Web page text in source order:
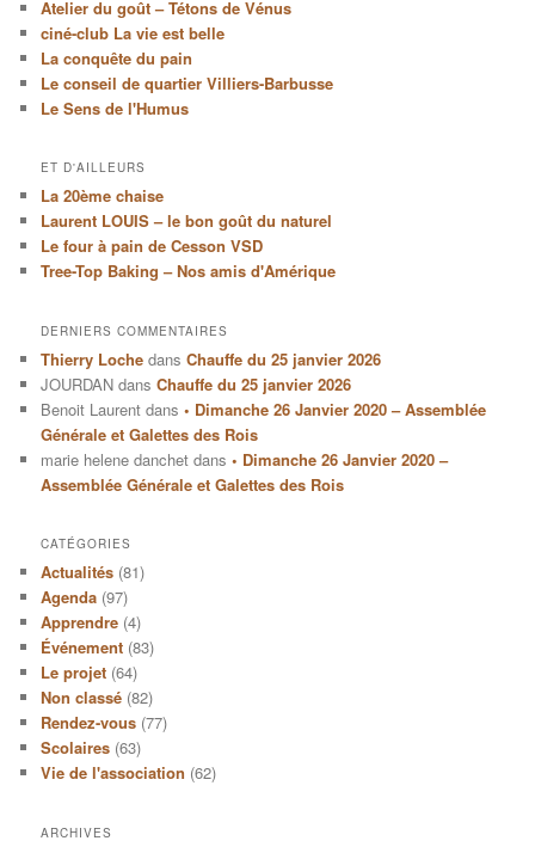
Atelier du goût – Tétons de Vénus
ciné-club La vie est belle
La conquête du pain
Le conseil de quartier Villiers-Barbusse
Le Sens de l'Humus
ET D'AILLEURS
La 20ème chaise
Laurent LOUIS – le bon goût du naturel
Le four à pain de Cesson VSD
Tree-Top Baking – Nos amis d'Amérique
DERNIERS COMMENTAIRES
Thierry Loche dansChauffe du 25 janvier 2026
JOURDAN dansChauffe du 25 janvier 2026
Benoit Laurent dans• Dimanche 26 Janvier 2020 – Assemblée
Générale et Galettes des Rois
marie helene danchet dans• Dimanche 26 Janvier 2020 –
Assemblée Générale et Galettes des Rois
CATÉGORIES
Actualités (81)
Agenda (97)
Apprendre (4)
Événement (83)
Le projet (64)
Non classé (82)
Rendez-vous (77)
Scolaires (63)
Vie de l'association (62)
ARCHIVES